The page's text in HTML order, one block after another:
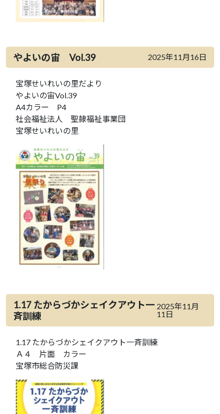
やよいの宙 Vol.39 2025年11月16日
宝塚せいれいの里だより
やよいの宙Vol.39
A4カラー P4
社会福祉法人 聖隷福祉事業団
宝塚せいれいの里
1.17 たからづかシェイクアウト一
斉訓練
2025年11月
11日
1.17 たからづかシェイクアウト一斉訓練
Ａ４ 片面 カラー
宝塚市総合防災課